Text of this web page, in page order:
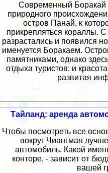
Современный Боракай
природного
остров Панай, к
прикрепляться кораллы.
разрастались и появился
именуется Боракаем.
памятниками, однако
отдыха туристов: и
развитая
Тайланд: аренда
Чтобы посмотреть все
вокруг Чиангмая
автомобиль. Какой
конторе, - зависит от
вашей